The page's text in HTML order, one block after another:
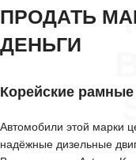
ПРОДАТЬ
ДЕНЬГИ
Корейские
Автомобили этой марки
надёжные дизельные